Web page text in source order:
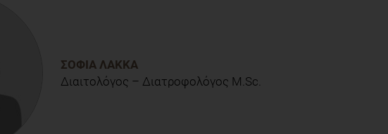
ΣΟΦΊΑ ΛΆΚΚΑ
Διαιτολόγος – Διατροφολόγος Μ.Sc.